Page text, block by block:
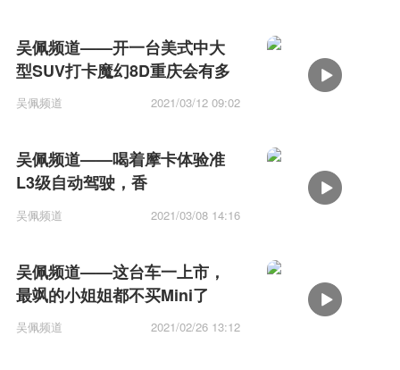
吴佩频道——开一台美式中大
型SUV打卡魔幻8D重庆会有多
难？
吴佩频道 2021/03/12 09:02
吴佩频道——喝着摩卡体验准
L3级自动驾驶，香
吴佩频道 2021/03/08 14:16
吴佩频道——这台车一上市，
最飒的小姐姐都不买Mini了
吴佩频道 2021/02/26 13:12